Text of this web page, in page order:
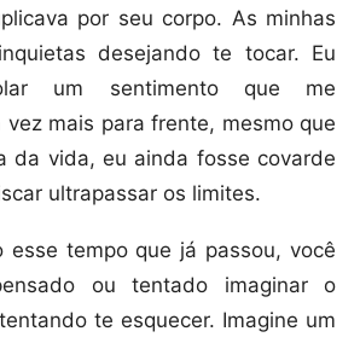
por seu corpo. As minhas
desejando te tocar. Eu
um sentimento que me
vez mais para frente, mesmo que
da vida, eu ainda fosse covarde
ultrapassar os limites.
esse tempo que já passou, você
ou tentado imaginar o
te esquecer. Imagine um